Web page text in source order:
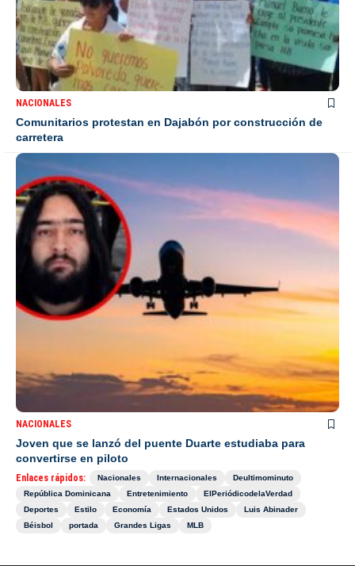
NACIONALES
Comunitarios protestan en Dajabón por construcción de
carretera
NACIONALES
Joven que se lanzó del puente Duarte estudiaba para
convertirse en piloto
Enlaces rápidos: Nacionales Internacionales
Deultimominuto
República Dominicana
Entretenimiento
ElPeriódicodelaVerdad
Deportes
Estilo Economía Estados Unidos
Luis Abinader
Béisbol
portada Grandes Ligas MLB